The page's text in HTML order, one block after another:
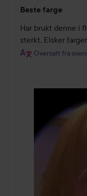
5
av
5
Beste farge
Har brukt denne i
sterkt. Elsker
Oversatt fra